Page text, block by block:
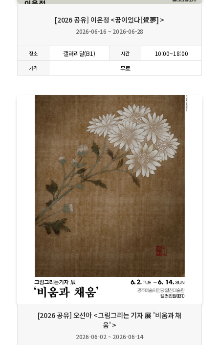
[2026 공유] 이은정 <꿈이었다[覺夢] >
2026-06-16 ~ 2026-06-28
장소 갤러리달(B1) 시간 10:00~18:00
가격 무료
상세보기
[2026 공유] 오선아 <그림그리는 기자 展 '비움과 채
움' >
2026-06-02 ~ 2026-06-14